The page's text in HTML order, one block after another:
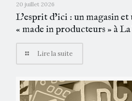
20 juillet 2026
L’esprit d’ici : un magasin
« made in producteurs » à
Lire la suite